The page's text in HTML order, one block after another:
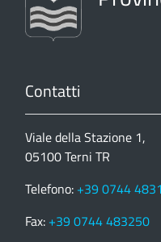
Contatti
Viale della Stazione 1,
05100 Terni TR
Telefono: +39 0744 4831
Fax: +39 0744 483250